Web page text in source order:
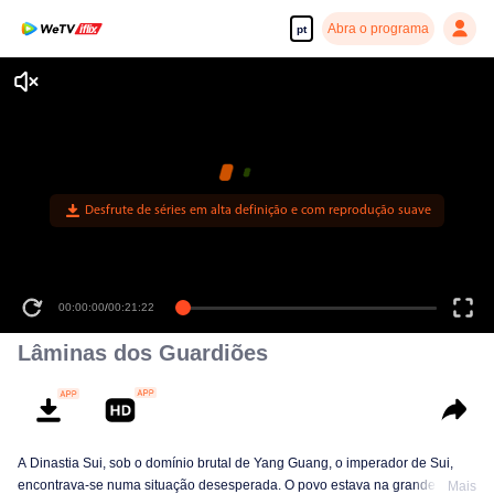
pt Abra o programa
Desfrute de séries em alta definição e com reprodução suave
00:00:00/00:21:22
Lâminas dos Guardiões
A Dinastia Sui, sob o domínio brutal de Yang Guang, o imperador de Sui,
encontrava-se numa situação desesperada. O povo estava na grande
Mais